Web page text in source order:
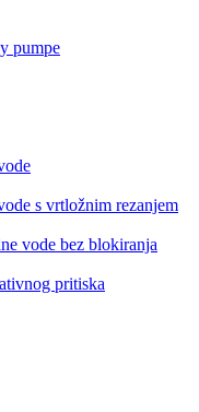
pumpe
s vrtložnim rezanjem
vode bez blokiranja
pritiska